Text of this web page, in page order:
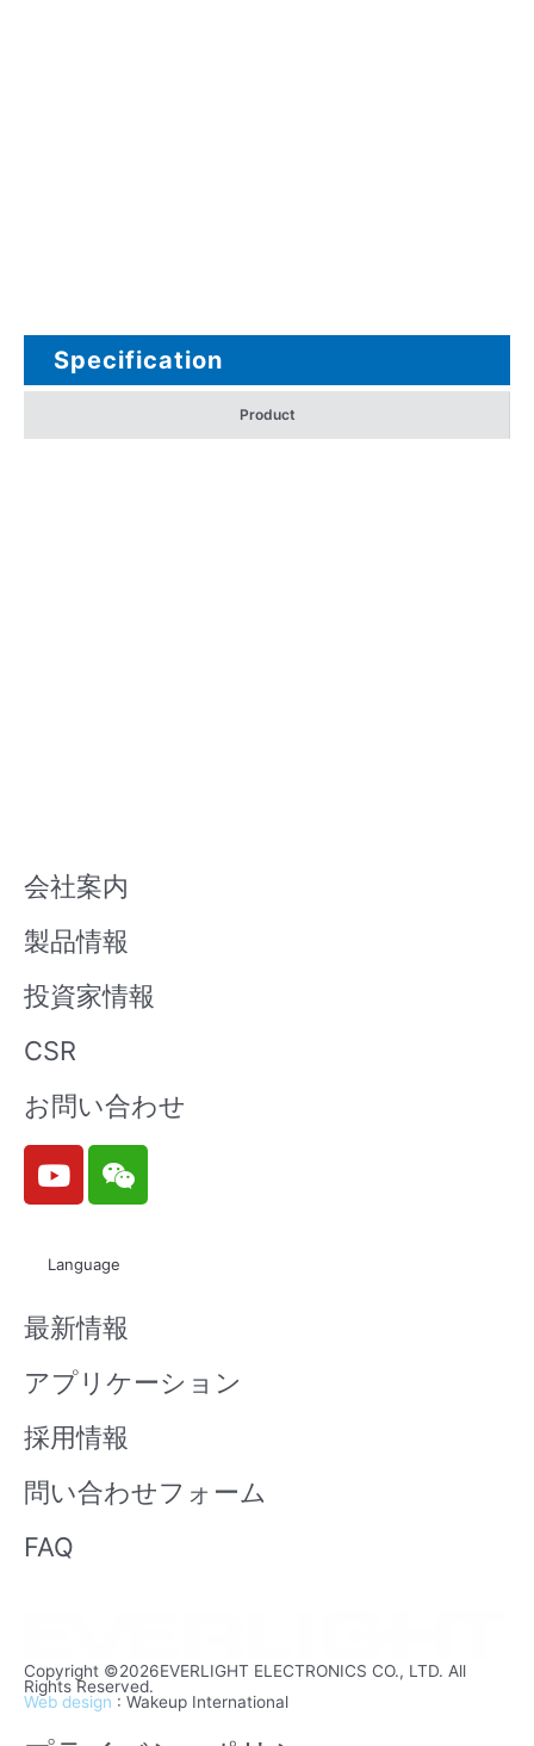
Specification
Product
会社案内
製品情報
投資家情報
CSR
お問い合わせ
Y
o
u
b
e
W
e
i
n
Language
最新情報
アプリケーション
採用情報
問い合わせフォーム
FAQ
Copyright ©2026EVERLIGHT ELECTRONICS CO., LTD. All
Rights Reserved.
Web design : Wakeup International